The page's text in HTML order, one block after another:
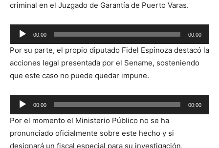
criminal en el Juzgado de Garantía de Puerto Varas.
Reproductor
de
audio
00:00 00:00
Por su parte, el propio diputado Fidel Espinoza destacó la
acciones legal presentada por el Sename, sosteniendo
que este caso no puede quedar impune.
Reproductor
de
audio
00:00 00:00
Por el momento el Ministerio Público no se ha
pronunciado oficialmente sobre este hecho y si
designará un fiscal especial para su investigación.